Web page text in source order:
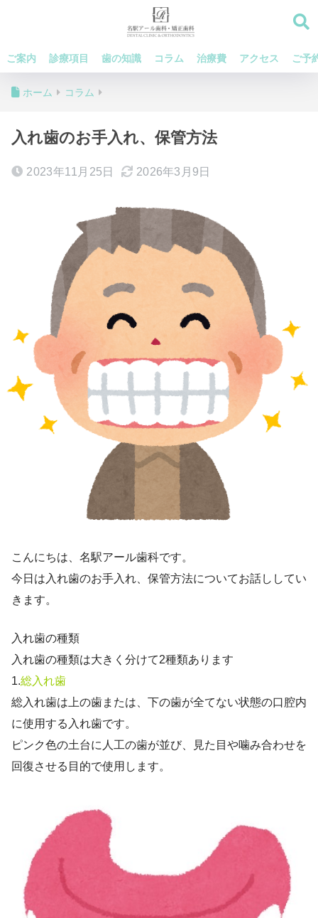
ご案内 診療項目 歯の知識 コラム 治療費 アクセス ご予
ホーム コラム
入れ歯のお手入れ、保管方法
2023年11月25日 2026年3月9日
こんにちは、名駅アール歯科です。
今日は入れ歯のお手入れ、保管方法についてお話ししてい
きます。
入れ歯の種類
入れ歯の種類は大きく分けて2種類あります
1.総入れ歯
総入れ歯は上の歯または、下の歯が全てない状態の口腔内
に使用する入れ歯です。
ピンク色の土台に人工の歯が並び、見た目や噛み合わせを
回復させる目的で使用します。